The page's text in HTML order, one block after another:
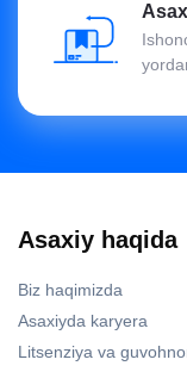
Asaxiy haqida
Biz haqimizda
Asaxiyda karyera
Litsenziya va